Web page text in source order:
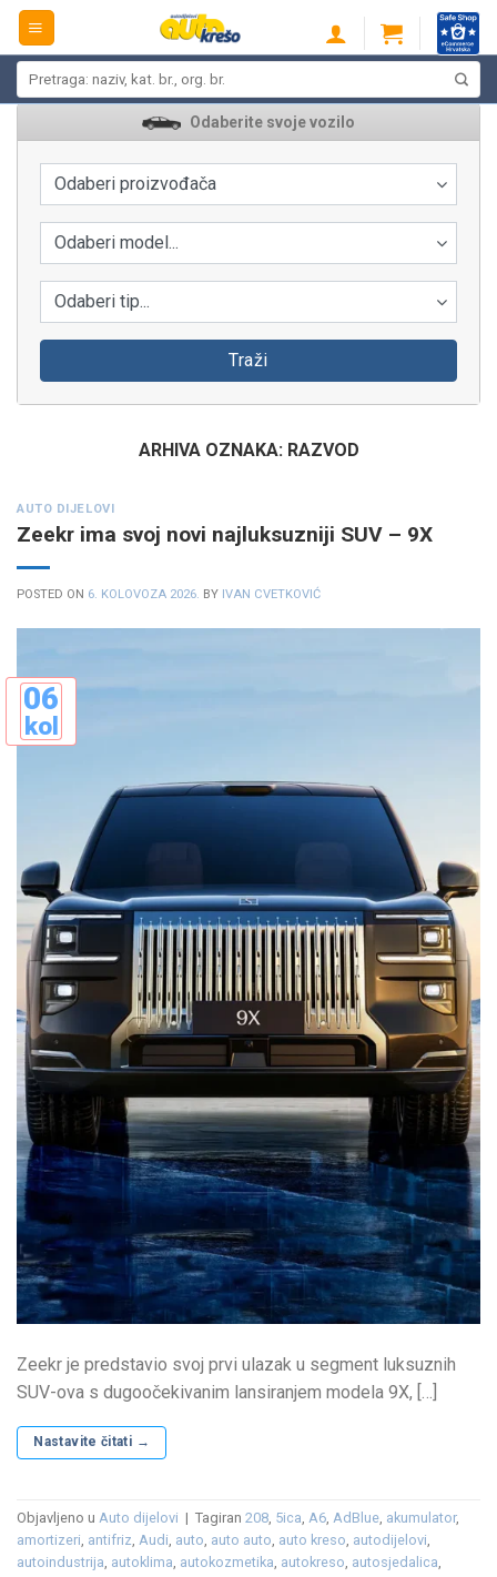
Skip
content
Odaberite svoje vozilo
Odaberi proizvođača
Odaberi model...
Odaberi tip...
Traži
ARHIVA OZNAKA: RAZVOD
AUTO DIJELOVI
Zeekr ima svoj novi najluksuzniji SUV – 9X
POSTED ON 6. KOLOVOZA 2026. BY IVAN CVETKOVIĆ
06
kol
Zeekr je predstavio svoj prvi ulazak u segment luksuznih
SUV-ova s ​​dugoočekivanim lansiranjem modela 9X, […]
Nastavite čitati →
Objavljeno u Auto dijelovi | Tagiran 208, 5ica, A6, AdBlue, akumulator,
amortizeri, antifriz, Audi, auto, auto auto, auto kreso, autodijelovi,
autoindustrija, autoklima, autokozmetika, autokreso, autosjedalica,